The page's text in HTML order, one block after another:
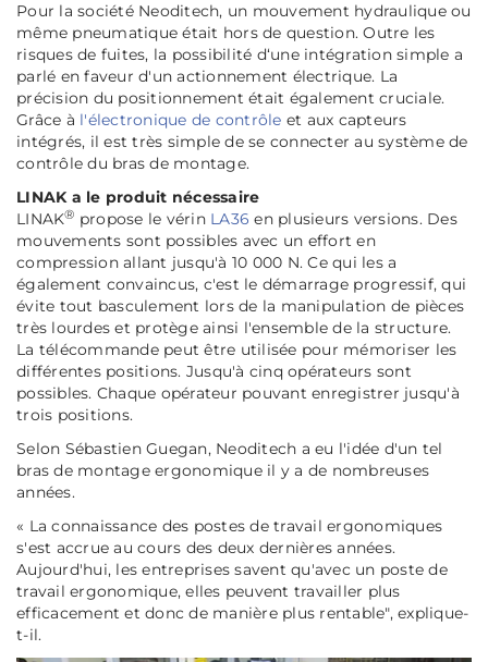
Pour la société Neoditech, un mouvement hydraulique ou
même pneumatique était hors de question. Outre les
risques de fuites, la possibilité d‘une intégration simple a
parlé en faveur d'un actionnement électrique. La
précision du positionnement était également cruciale.
Grâce à l'électronique de contrôle et aux capteurs
intégrés, il est très simple de se connecter au système de
contrôle du bras de montage.
LINAK a le produit nécessaire
LINAK® propose le vérin LA36 en plusieurs versions. Des
mouvements sont possibles avec un effort en
compression allant jusqu'à 10 000 N. Ce qui les a
également convaincus, c'est le démarrage progressif, qui
évite tout basculement lors de la manipulation de pièces
très lourdes et protège ainsi l'ensemble de la structure.
La télécommande peut être utilisée pour mémoriser les
différentes positions. Jusqu'à cinq opérateurs sont
possibles. Chaque opérateur pouvant enregistrer jusqu'à
trois positions.
Selon Sébastien Guegan, Neoditech a eu l'idée d'un tel
bras de montage ergonomique il y a de nombreuses
années.
« La connaissance des postes de travail ergonomiques
s'est accrue au cours des deux dernières années.
Aujourd'hui, les entreprises savent qu'avec un poste de
travail ergonomique, elles peuvent travailler plus
efficacement et donc de manière plus rentable", explique-
t-il.